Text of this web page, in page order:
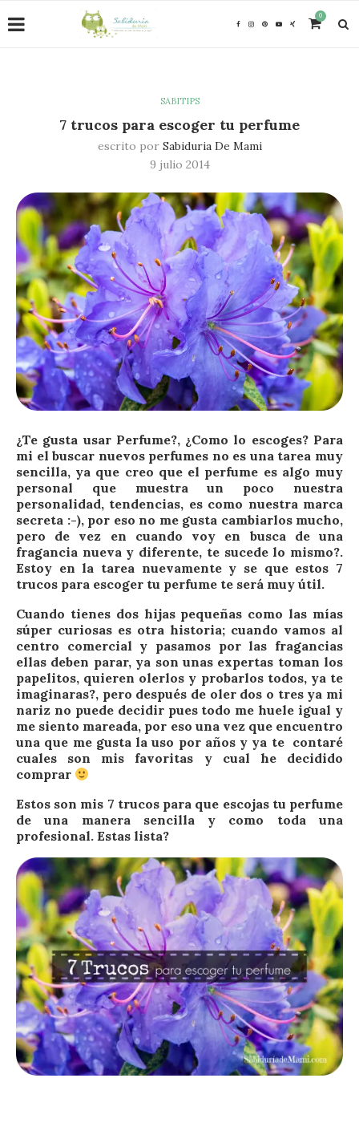
0
SABITIPS
7 trucos para escoger tu perfume
escrito por Sabiduria De Mami
9 julio 2014
¿Te gusta usar Perfume?, ‏¿Como lo escoges? Para
mi el buscar nuevos perfumes no es una tarea muy
sencilla, ya que creo que el perfume es algo muy
personal que muestra un poco nuestra
personalidad, tendencias, es como nuestra marca
secreta :-), por eso no me gusta cambiarlos mucho,
pero de vez en cuando voy en busca de una
fragancia nueva y diferente, te sucede lo mismo?.
Estoy en la tarea nuevamente y se que estos 7
trucos para escoger tu perfume te será muy útil.
Cuando tienes dos hijas pequeñas como las mías
súper curiosas es otra historia; cuando vamos al
centro comercial y pasamos por las fragancias
ellas deben parar, ya son unas expertas toman los
papelitos, quieren olerlos y probarlos todos, ya te
imaginaras?, pero después de oler dos o tres ya mi
nariz no puede decidir pues todo me huele igual y
me siento mareada, por eso una vez que encuentro
una que me gusta la uso por años y ya te contaré
cuales son mis favoritas y cual he decidido
comprar
Estos son mis 7 trucos para que escojas tu perfume
de una manera sencilla y como toda una
profesional. Estas lista?